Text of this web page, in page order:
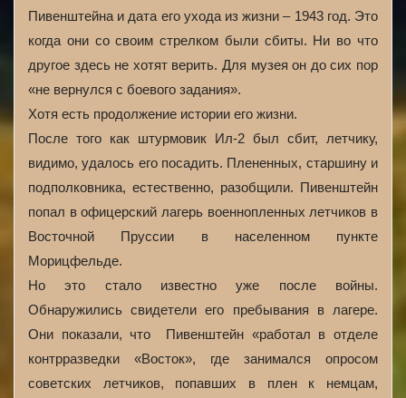
Пивенштейна и дата его ухода из жизни – 1943 год. Это
когда они со своим стрелком были сбиты. Ни во что
другое здесь не хотят верить. Для музея он до сих пор
«не вернулся с боевого задания».
Хотя есть продолжение истории его жизни.
После того как штурмовик Ил-2 был сбит, летчику,
видимо, удалось его посадить. Плененных, старшину и
подполковника, естественно, разобщили. Пивенштейн
попал в офицерский лагерь военнопленных летчиков в
Восточной Пруссии в населенном пункте
Морицфельде.
Но это стало известно уже после войны.
Обнаружились свидетели его пребывания в лагере.
Они показали, что Пивенштейн «работал в отделе
контрразведки «Восток», где занимался опросом
советских летчиков, попавших в плен к немцам,